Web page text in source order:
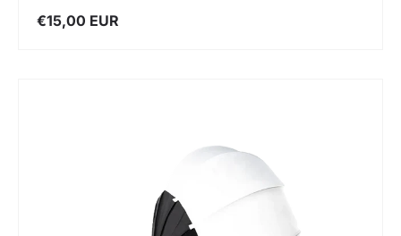
€15,00 EUR